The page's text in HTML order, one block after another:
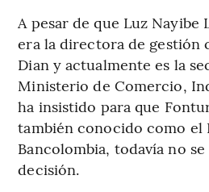
A pesar de que Luz Nayibe
era la directora de gestión
Dian y actualmente es la
Ministerio de Comercio,
ha insistido para que
también conocido como el
Bancolombia, todavía no
decisión.